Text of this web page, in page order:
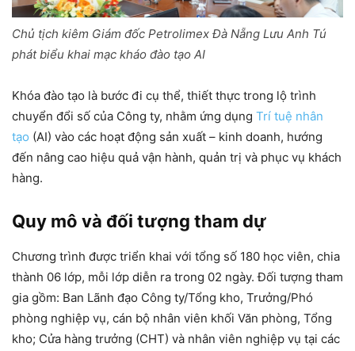
Chủ tịch kiêm Giám đốc Petrolimex Đà Nẵng Lưu Anh Tú
phát biểu khai mạc kháo đào tạo AI
Khóa đào tạo là bước đi cụ thể, thiết thực trong lộ trình
chuyển đổi số của Công ty, nhằm ứng dụng Trí tuệ nhân
tạo (AI) vào các hoạt động sản xuất – kinh doanh, hướng
đến nâng cao hiệu quả vận hành, quản trị và phục vụ khách
hàng.
Quy mô và đối tượng tham dự
Chương trình được triển khai với tổng số 180 học viên, chia
thành 06 lớp, mỗi lớp diễn ra trong 02 ngày. Đối tượng tham
gia gồm: Ban Lãnh đạo Công ty/Tổng kho, Trưởng/Phó
phòng nghiệp vụ, cán bộ nhân viên khối Văn phòng, Tổng
kho; Cửa hàng trưởng (CHT) và nhân viên nghiệp vụ tại các